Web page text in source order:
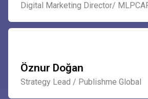
Digital Marketing Director/
Öznur Doğan
Strategy Lead / Publishme Global